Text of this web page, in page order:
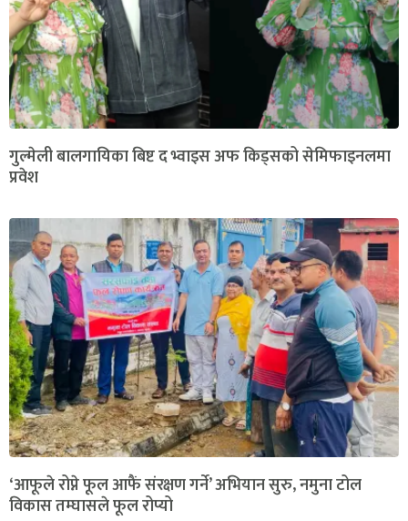
गुल्मेली बालगायिका बिष्ट द भ्वाइस अफ किड्सको सेमिफाइनलमा
प्रवेश
‘आफूले रोप्ने फूल आफैं संरक्षण गर्ने’ अभियान सुरु, नमुना टोल
विकास तम्घासले फूल रोप्यो